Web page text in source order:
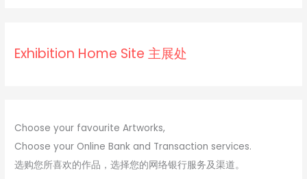
Exhibition Home Site 主展处
Choose your favourite Artworks,
Choose your Online Bank and Transaction services.
选购您所喜欢的作品，选择您的网络银行服务及渠道。